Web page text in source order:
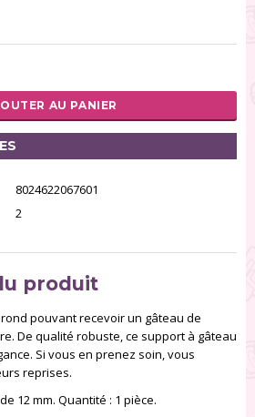
(35)
(86)
LA RECHERCHE
AU PANIER
8024622067601
2
produit
pouvant recevoir un gâteau de
De qualité robuste, ce support à gâteau
Si vous en prenez soin, vous
reprises.
12 mm. Quantité : 1 pièce.